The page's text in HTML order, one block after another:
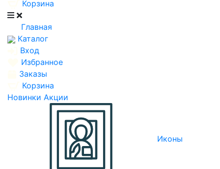
Корзина
Главная
Каталог
Вход
Избранное
Заказы
Корзина
Новинки Акции
Иконы